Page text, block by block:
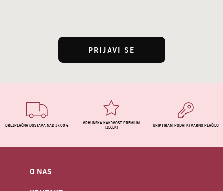
PRIJAVI SE
BREZPLAČNA DOSTAVA NAD 37,00 € VRHUNSKA KAKOVOST PREMIUM
IZDELKI KRIPTIRANI PODATKI VARNO PLAČILO
O NAS